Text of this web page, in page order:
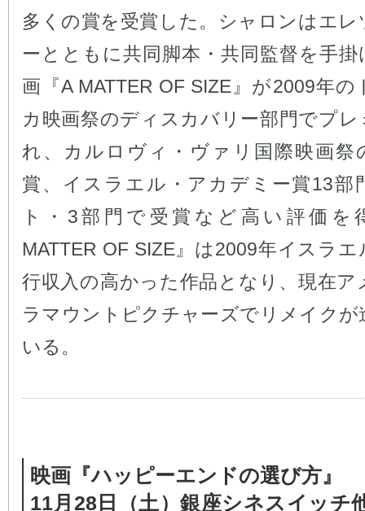
多くの賞を受賞した。シャロンはエレ
ーとともに共同脚本・共同監督を手掛
画『A MATTER OF SIZE』が2009年
カ映画祭のディスカバリー部門でプレ
れ、カルロヴィ・ヴァリ国際映画祭
賞、イスラエル・アカデミー賞13部
ト・3部門で受賞など高い評価を
MATTER OF SIZE』は2009年イスラ
行収入の高かった作品となり、現在ア
ラマウントピクチャーズでリメイクが
いる。
映画『ハッピーエンドの選び方』
11月28日（土）銀座シネスイッチ